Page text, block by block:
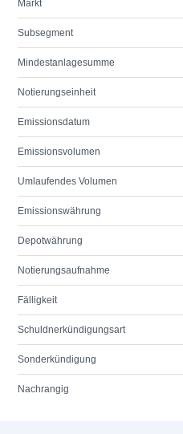
Markt
Subsegment
Mindestanlagesumme
Notierungseinheit
Emissionsdatum
Emissionsvolumen
Umlaufendes Volumen
Emissionswährung
Depotwährung
Notierungsaufnahme
Fälligkeit
Schuldnerkündigungsart
Sonderkündigung
Nachrangig